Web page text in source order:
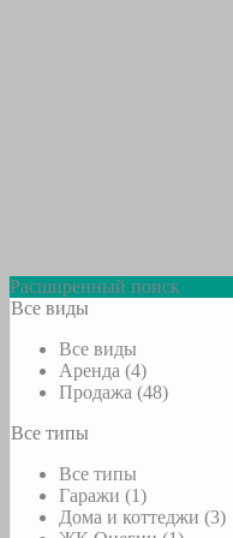
Расширенный поиск
Все виды
Все виды
Аренда (4)
Продажа (48)
Все типы
Все типы
Гаражи (1)
Дома и коттеджи (3)